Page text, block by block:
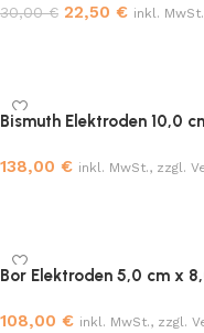
30,00€ 22,50 € inkl.
Bismuth Elektroden 10,0
138,00 € inkl. MwSt., zzgl.
Bor Elektroden 5,0 cm x
108,00 € inkl. MwSt., zzgl.